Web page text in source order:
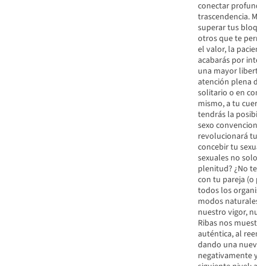
conectar
trascendencia.
superar tus
otros que te
el valor, la
acabarás por
una mayor
atención plena
solitario o en
mismo, a tu
tendrás la
sexo
revolucionará
concebir tu
sexuales no
plenitud? ¿No
con tu pareja (o
todos los
modos
nuestro vigor,
Ribas nos
auténtica, al
dando una
negativamente